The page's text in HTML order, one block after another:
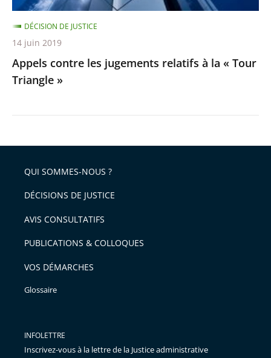
Triangle
»
Appels contre les jugements relatifs à la « Tour
Triangle »
DÉCISION DE JUSTICE
14 juin 2019
QUI SOMMES-NOUS ?
DÉCISIONS DE JUSTICE
AVIS CONSULTATIFS
PUBLICATIONS & COLLOQUES
VOS DÉMARCHES
Glossaire
INFOLETTRE
Inscrivez-vous à la lettre de la Justice administrative